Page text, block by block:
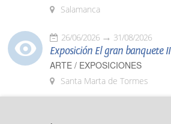
Salamanca
26/06/2026 31/08/2026
Exposición El gran banquete II
ARTE / EXPOSICIONES
Santa Marta de Tormes